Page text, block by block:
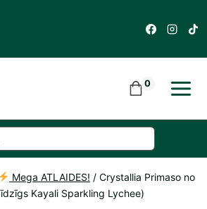
0
Mega ATLAIDES! / Crystallia Primaso no
Kayali Sparkling Lychee)